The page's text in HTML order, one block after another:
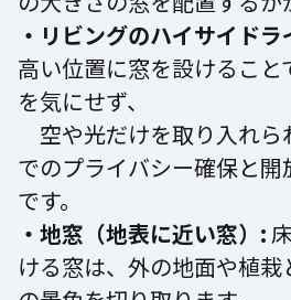
・リビングのハイサイド
高い位置に窓を設けること
を気にせず、
空や光だけを取り入れら
でのプライバシー確保と
です。
・地窓（地表に近い窓）:
ける窓は、外の地面や植